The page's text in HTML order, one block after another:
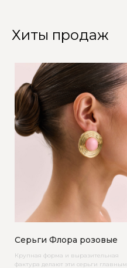
Хиты продаж
Серьги Флора розовые
Крупная форма и выразительная
фактура делают эти серьги главным